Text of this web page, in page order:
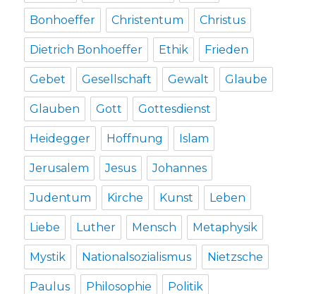
Bonhoeffer Christentum Christus
Dietrich Bonhoeffer Ethik Frieden
Gebet Gesellschaft Gewalt Glaube
Glauben Gott Gottesdienst
Heidegger Hoffnung Islam
Jerusalem Jesus Johannes
Judentum Kirche Kunst Leben
Liebe Luther Mensch Metaphysik
Mystik Nationalsozialismus Nietzsche
Paulus Philosophie Politik